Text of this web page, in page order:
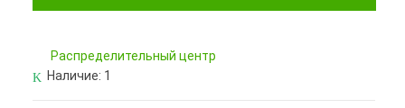
Pаспределительный центр
Наличие: 1